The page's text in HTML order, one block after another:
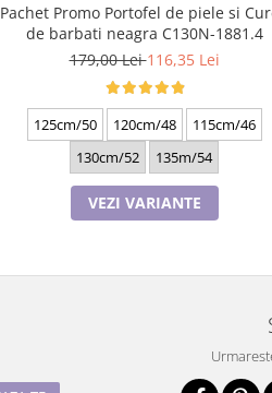
Pachet Promo Portofel de piele si
de barbati neagra C130N-1881.4
179,00 Lei116,35 Lei
125cm/50 120cm/48
115cm/46
130cm/52
135m/54
VEZI VARIANTE